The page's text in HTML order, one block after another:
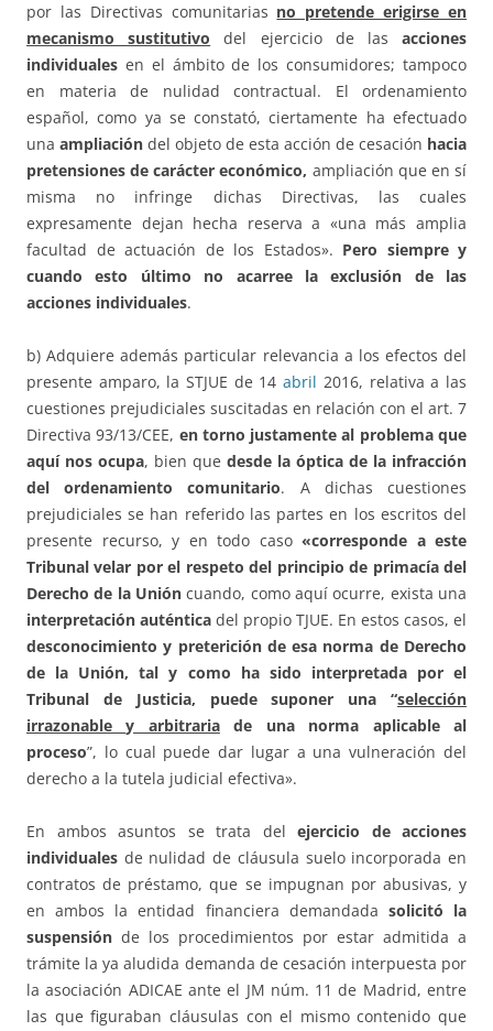
por las Directivas comunitarias no pretende erigirse en
mecanismo sustitutivo
del ejercicio de lasacciones
individuales en el ámbito de los consumidores; tampoco
en materia de nulidad contractual. El ordenamiento
español, como ya se constató, ciertamente ha efectuado
una ampliación del objeto de esta acción de cesación hacia
pretensiones de carácter económico, ampliación que en sí
misma no infringe dichas Directivas, las cuales
expresamente dejan hecha reserva a «una más amplia
facultad de actuación de los Estados». Pero siempre y
cuando esto último no acarree la exclusión de las
acciones individuales.
b) Adquiere además particular relevancia a los efectos del
presente amparo, la STJUE de 14abril 2016, relativa a las
cuestiones prejudiciales suscitadas en relación con el art. 7
Directiva 93/13/CEE, en torno justamente al problema que
aquí nos ocupa, bien que desde la óptica de la infracción
del ordenamiento comunitario. A dichas cuestiones
prejudiciales se han referido las partes en los escritos del
presente recurso, y en todo caso «corresponde a este
Tribunal velar por el respeto del principio de primacía del
Derecho de la Unión cuando, como aquí ocurre, exista una
interpretación auténtica del propio TJUE. En estos casos, el
desconocimiento y preterición de esa norma de Derecho
de la Unión, tal y como ha sido interpretada por el
Tribunal de Justicia, puede suponer una “selección
irrazonable y arbitrariade una norma aplicable al
proceso”, lo cual puede dar lugar a una vulneración del
derecho a la tutela judicial efectiva».
En ambos asuntos se trata del ejercicio de acciones
individuales de nulidad de cláusula suelo incorporada en
contratos de préstamo, que se impugnan por abusivas, y
en ambos la entidad financiera demandada solicitó la
suspensión de los procedimientos por estar admitida a
trámite la ya aludida demanda de cesación interpuesta por
la asociación ADICAE ante el JM núm. 11 de Madrid, entre
las que figuraban cláusulas con el mismo contenido que